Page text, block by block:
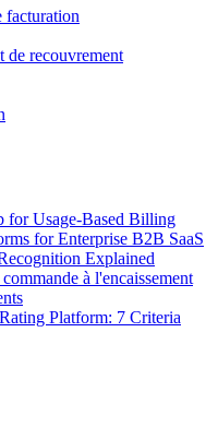
facturation
de recouvrement
for Usage-Based Billing
for Enterprise B2B SaaS
Explained
à l'encaissement
Platform: 7 Criteria